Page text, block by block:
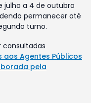
julho a 4 de outubro
permanecer até
turno.
consultadas
Agentes Públicos
pela